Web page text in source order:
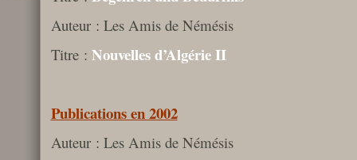
Auteur : Les Amis de Némésis
Titre : Nouvelles d’Algérie II
Publications en 2002
Auteur : Les Amis de Némésis